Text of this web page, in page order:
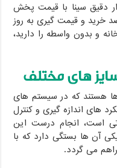
دقیق سینا با قیمت پخش
خرید و قیمت گیری به روز
و بدون واسطه را دارید،
های مختلف
ها هستند که در سیستم های
های اندازه گیری و کنترل
است، انجام درست این
آن ها بستگی دارد که با
می گردد.